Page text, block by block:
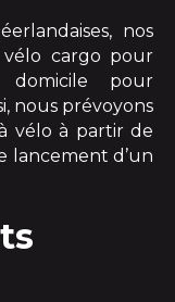
nos
cargo pour
domicile pour
nous prévoyons
vélo à partir de
lancement d’un